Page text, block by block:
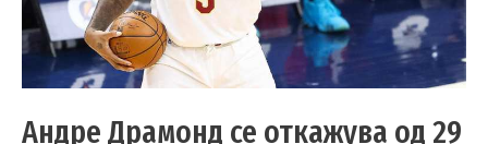
Андре Драмонд се откажува од 29